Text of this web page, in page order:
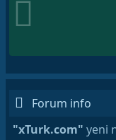
Forum info
"xTurk.com" yeni